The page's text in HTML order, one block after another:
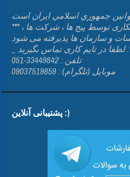
جمهوري اسلامي ايران است
*** کلیه سفارشات همکاری توسط پیج ها ، شرکت ها ،
تلفن : 33449842-051
موبایل (تلگرام) : 09037519859
پشتیبانی آنلاین :)